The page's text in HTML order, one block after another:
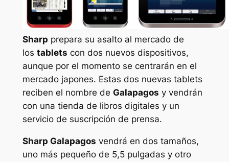
Sharp prepara su asalto al mercado de
los tablets con dos nuevos dispositivos,
aunque por el momento se centrarán en el
mercado japones. Estas dos nuevas tablets
reciben el nombre de Galapagos y vendrán
con una tienda de libros digitales y un
servicio de suscripción de prensa.
Sharp Galapagos vendrá en dos tamaños,
uno más pequeño de 5,5 pulgadas y otro